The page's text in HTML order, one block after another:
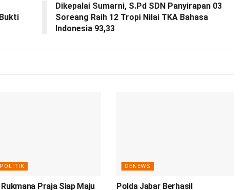
Dikepalai Sumarni, S.Pd SDN Panyirapan 03
Soreang Raih 12 Tropi Nilai TKA Bahasa
Indonesia 93,33
Rukmana Praja Siap Maju
DENEWS
Polda Jabar Berhasil